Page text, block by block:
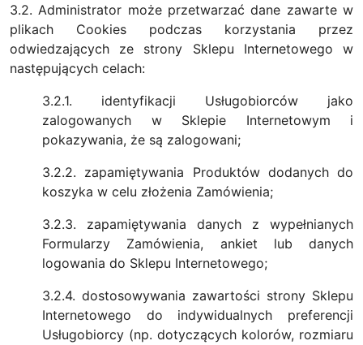
3.2. Administrator może przetwarzać dane zawarte w
plikach Cookies podczas korzystania przez
odwiedzających ze strony Sklepu Internetowego w
następujących celach:
3.2.1. identyfikacji Usługobiorców jako
zalogowanych w Sklepie Internetowym i
pokazywania, że są zalogowani;
3.2.2. zapamiętywania Produktów dodanych do
koszyka w celu złożenia Zamówienia;
3.2.3. zapamiętywania danych z wypełnianych
Formularzy Zamówienia, ankiet lub danych
logowania do Sklepu Internetowego;
3.2.4. dostosowywania zawartości strony Sklepu
Internetowego do indywidualnych preferencji
Usługobiorcy (np. dotyczących kolorów, rozmiaru